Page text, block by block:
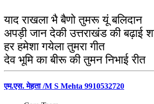
याद राखला भै बैणो तुमरू यूं बलिदान
अपड़ी जान देकी उत्तराखंड की बढ़ाई
हर हमेशा गयेला तुमरा गीत
देव भूमि का बीरू की तुमन निभाई रीत
एम.एस. मेहता /M S Mehta 9910532720